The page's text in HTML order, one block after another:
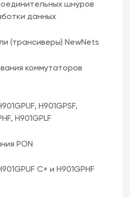
шнуров
данных
(трансиверы) NewNets
коммутаторов
H901GPSF,
H901GPLF
PON
C+ и H901GPHF